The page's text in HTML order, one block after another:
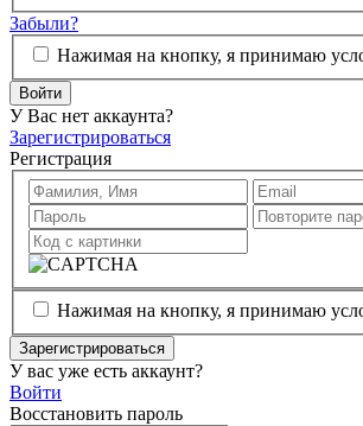
Забыли?
Нажимая на кнопку, я принимаю
Войти
У Вас нет аккаунта?
Зарегистрироваться
Регистрация
Нажимая на кнопку, я принимаю
Зарегистрироваться
У вас уже есть аккаунт?
Войти
Восстановить пароль